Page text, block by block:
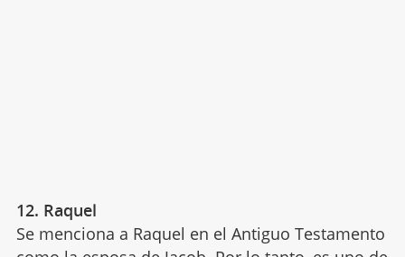
12. Raquel
Se menciona a Raquel en el Antiguo Testamento